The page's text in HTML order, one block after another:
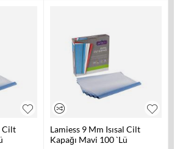
Cilt
Lamiess 9 Mm Isısal Cilt
Kapağı Mavi 100 `Lü